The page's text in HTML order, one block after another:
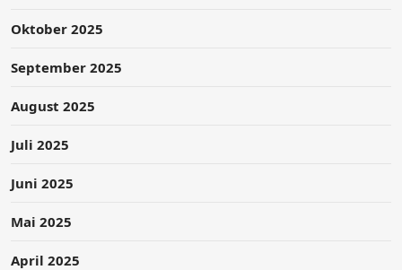
Oktober 2025
September 2025
August 2025
Juli 2025
Juni 2025
Mai 2025
April 2025